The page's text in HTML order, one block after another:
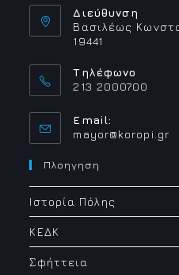
Διεύθυνση
Βασιλέως
19441
Τηλέφωνο
213 2000700
Email:
mayor@koropi.gr
Πλοηγηση
Ιστορία Πόλης
ΚΕΔΚ
Σφήττεια